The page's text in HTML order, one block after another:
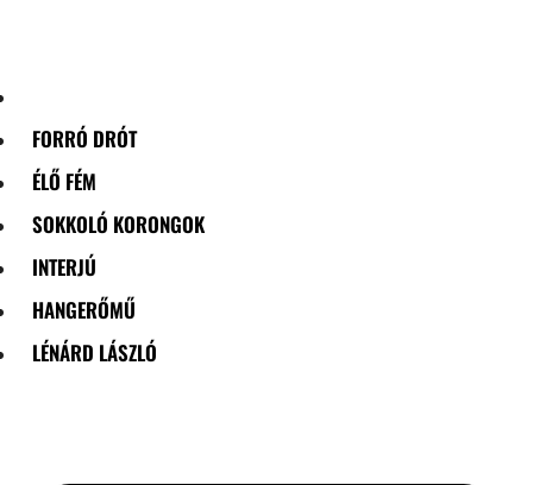
FORRÓ DRÓT
ÉLŐ FÉM
SOKKOLÓ KORONGOK
INTERJÚ
HANGERŐMŰ
LÉNÁRD LÁSZLÓ